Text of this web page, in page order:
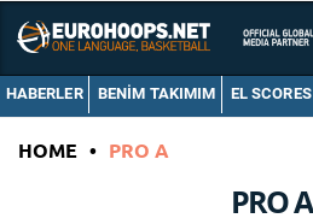
HABERLER BENIM TAKIMIM EL SCORES
HOME • PRO A
PRO A